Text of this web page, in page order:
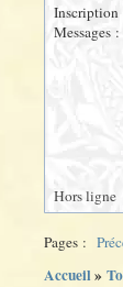
Inscription
Messages
Hors ligne
Pages :
Accueil»